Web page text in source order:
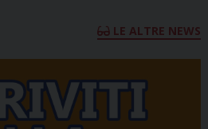
LE ALTRE NEWS